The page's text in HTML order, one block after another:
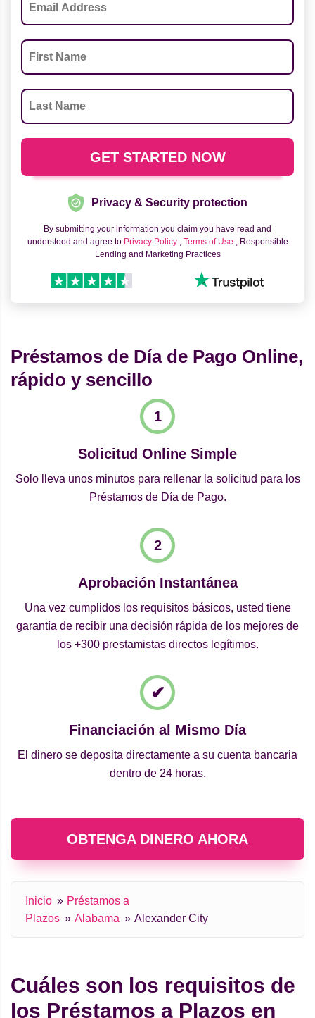
Privacy & Security protection
By submitting your information you claim you have read and
understood and agree to Privacy Policy , Terms of Use , Responsible
Lending and Marketing Practices
Préstamos de Día de Pago Online,
rápido y sencillo
Solicitud Online Simple
Solo lleva unos minutos para rellenar la solicitud para los
Préstamos de Día de Pago.
Aprobación Instantánea
Una vez cumplidos los requisitos básicos, usted tiene
garantía de recibir una decisión rápida de los mejores de
los +300 prestamistas directos legítimos.
Financiación al Mismo Día
El dinero se deposita directamente a su cuenta bancaria
dentro de 24 horas.
OBTENGA DINERO AHORA
Inicio
Préstamos a
Plazos
Alabama Alexander City
Cuáles son los requisitos de
los Préstamos a Plazos en